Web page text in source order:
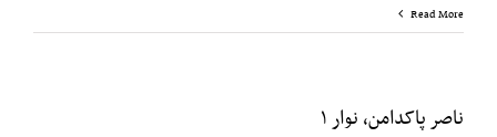
Read More
ناصر پاکدامن، نوار ۱